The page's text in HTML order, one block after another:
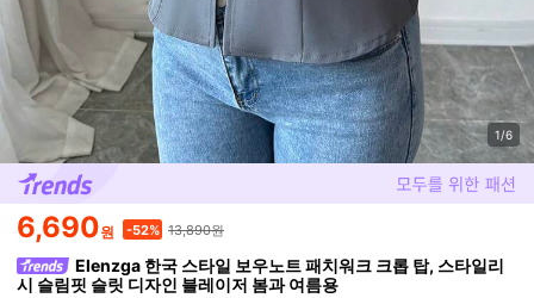
1/6
6,690원 -52% 13,890원
Elenzga 한국 스타일 보우노트 패치워크 크롭 탑, 스타일리
시 슬림핏 슬릿 디자인 블레이저 봄과 여름용